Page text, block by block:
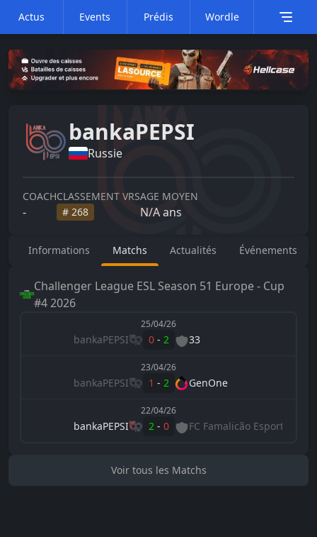
Actus Events Prédis Wordle
bankaPEPSI
Russie
COACH
-
CLASSEMENT VRS
# 268
AGE MOYEN
N/Aans
Informations Matchs Actualités Événements
Challenger League ESL Season 51 Europe - Cup
#4 2026
25/04/26
bankaPEPSI 0- 2 33
23/04/26
bankaPEPSI 1 - 2 GenOne
22/04/26
bankaPEPSI 2- 0 FC Famalicão Esports
Voir tous les Matchs